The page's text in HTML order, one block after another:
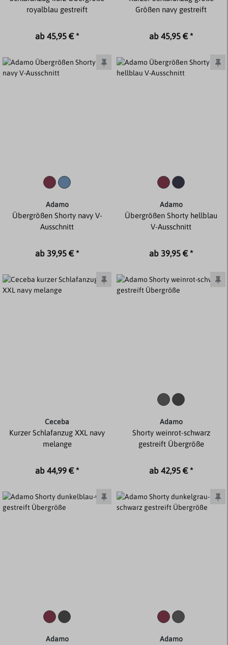
royalblau gestreift
ab 45,95 € *
Größen navy gestreift
ab 45,95 € *
Adamo
Übergrößen Shorty navy V-
Ausschnitt
ab 39,95 € *
Adamo
Übergrößen Shorty hellblau
V-Ausschnitt
ab 39,95 € *
Ceceba
Kurzer Schlafanzug XXL navy
melange
ab 44,99 € *
Adamo
Shorty weinrot-schwarz
gestreift Übergröße
ab 42,95 € *
Adamo Adamo